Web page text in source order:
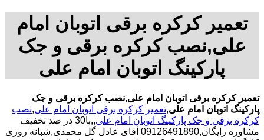
تعمیر کرکره برقی اتوبان امام
علی,نصب کرکره برقی و جک
پارکینگ اتوبان امام علی
تعمیر کرکره برقی اتوبان امام علی,نصب کرکره برقی و جک
پارکینگ اتوبان امام علی,تعمیر کرکره برقی اتوبان امام علی,نصب
کرکره برقی و جک پارکینگ اتوبان امام علی
,,با30 در صد تخفیف
مشاوره رایگان,09126491890 آقای عادل گل محمدی,شبانه روزی